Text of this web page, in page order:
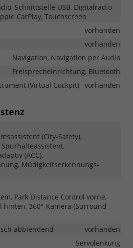
Schnittstelle USB, Digitalradio
CarPlay, Touchscreen
vorhanden
vorhanden
Navigation, Navigation per Audio
Freisprecheinrichtung, Bluetooth
(Virtual Cockpit) vorhanden
(City-Safety),
(ACC),
Müdigkeitserkennungs-
Park Distance Control vorne,
hinten, 360°-Kamera (Surround
abblendend
vorhanden
Servolenkung